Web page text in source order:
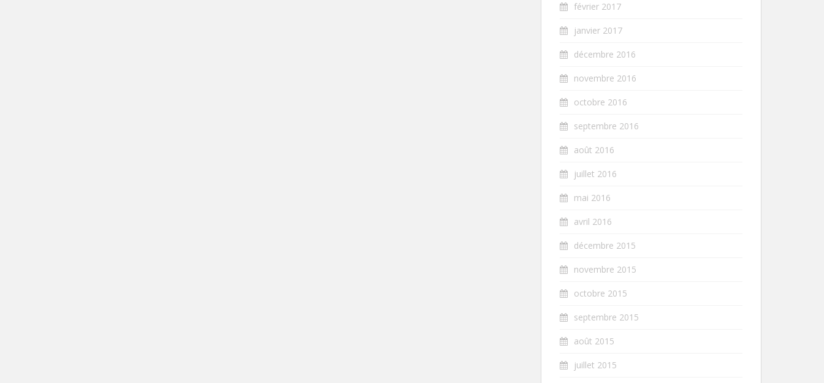
février 2017
janvier 2017
décembre 2016
novembre 2016
octobre 2016
septembre 2016
août 2016
juillet 2016
mai 2016
avril 2016
décembre 2015
novembre 2015
octobre 2015
septembre 2015
août 2015
juillet 2015